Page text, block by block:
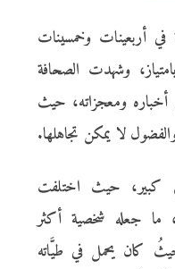
أربعينات وخمسينات
وشهدت الصحافة
أخباره ومعجزاته، حيث
لا يمكن تجاهلها.
حيث اختلفت
ما جعله شخصية أكثر
كان يحمل في طيَّاته